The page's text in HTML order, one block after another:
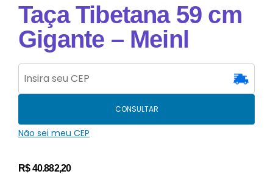
Taça Tibetana 59 cm
Gigante – Meinl
CONSULTAR
Não sei meu CEP
R$40.882,20